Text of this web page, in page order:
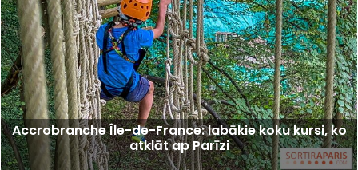
Accrobranche Île-de-France: labākie koku kursi, ko
atklāt ap Parīzi